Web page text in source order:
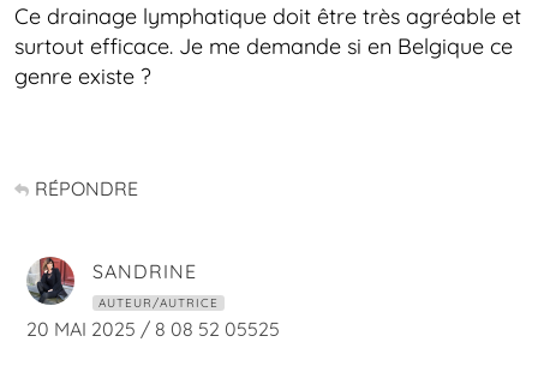
Ce drainage lymphatique doit être très agréable et
surtout efficace. Je me demande si en Belgique ce
genre existe ?
RÉPONDRE
SANDRINE
AUTEUR/AUTRICE
20 MAI 2025 / 8 08 52 05525